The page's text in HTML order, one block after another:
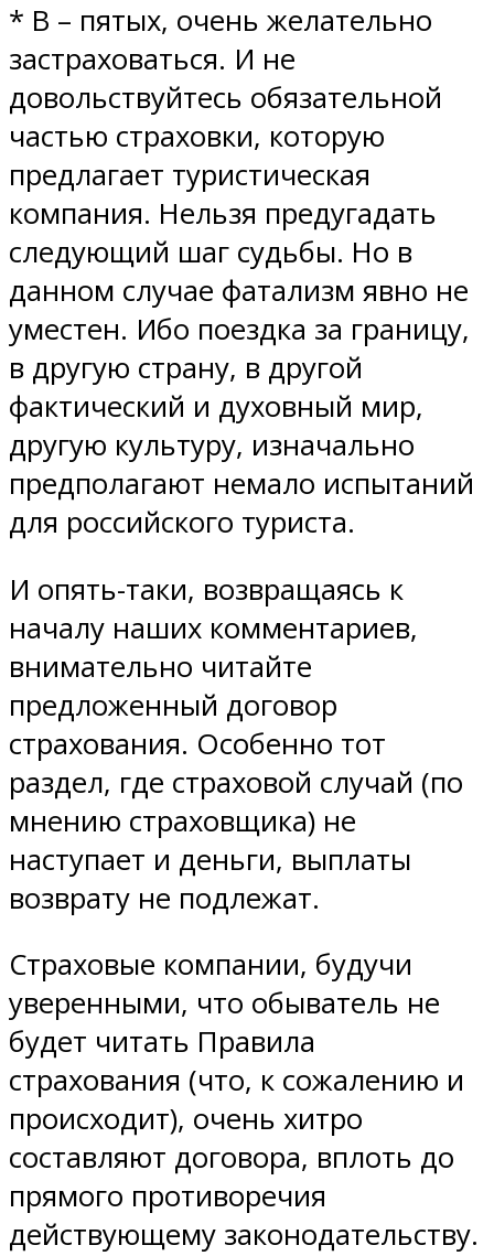
* В – пятых, очень желательно
застраховаться. И не
довольствуйтесь обязательной
частью страховки, которую
предлагает туристическая
компания. Нельзя предугадать
следующий шаг судьбы. Но в
данном случае фатализм явно не
уместен. Ибо поездка за границу,
в другую страну, в другой
фактический и духовный мир,
другую культуру, изначально
предполагают немало испытаний
для российского туриста.
И опять-таки, возвращаясь к
началу наших комментариев,
внимательно читайте
предложенный договор
страхования. Особенно тот
раздел, где страховой случай (по
мнению страховщика) не
наступает и деньги, выплаты
возврату не подлежат.
Страховые компании, будучи
уверенными, что обыватель не
будет читать Правила
страхования (что, к сожалению и
происходит), очень хитро
составляют договора, вплоть до
прямого противоречия
действующему законодательству.